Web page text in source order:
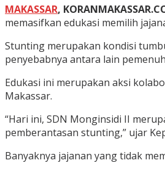
MAKASSAR,
memasifkan edukasi memilih
Stunting merupakan kondisi
penyebabnya antara lain
Edukasi ini merupakan aksi
Makassar.
“Hari ini, SDN Monginsidi II
pemberantasan stunting,” ujar
Banyaknya jajanan yang tidak